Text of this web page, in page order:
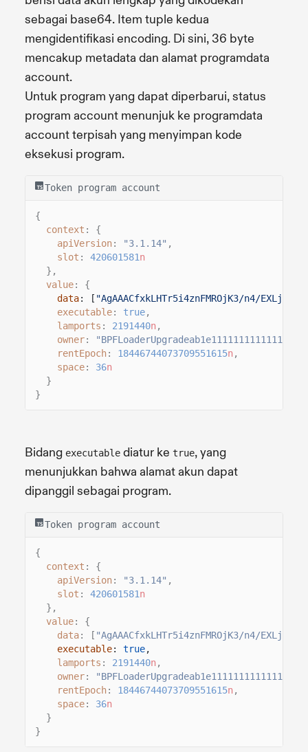
sebagai base64. Item tuple kedua
mengidentifikasi encoding. Di sini, 36 byte
mencakup metadata dan alamat programdata
account.
Untuk program yang dapat diperbarui, status
program account menunjuk ke programdata
account terpisah yang menyimpan kode
eksekusi program.
Token program account
{
context : {
apiVersion: "3.1.14" ,
slot : 420601581n
},
value: {
data: [ "AgAAACfxkLHTr5i4znFMROjK3/n4/
executable: true,
lamports : 2191440n,
owner:
rentEpoch: 18446744073709551615n,
space: 36n
}
}
Bidang executable diatur ke true, yang
menunjukkan bahwa alamat akun dapat
dipanggil sebagai program.
Token program account
{
context : {
apiVersion: "3.1.14" ,
slot : 420601581n
},
value: {
data: [ "AgAAACfxkLHTr5i4znFMROjK3/n4/
executable: true,
lamports : 2191440n,
owner:
rentEpoch: 18446744073709551615n,
space: 36n
}
}